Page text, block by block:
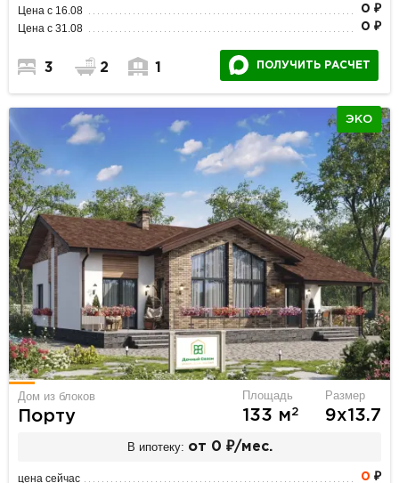
Цена с 16.08 0 ₽
Цена с 31.08 0 ₽
3 2 1 ПОЛУЧИТЬ РАСЧЕТ
ЭКО
Дом из блоков
Порту
Площадь
133 м2
Размер
9х13.7
В ипотеку: от 0 ₽/мес.
цена сейчас 0 ₽